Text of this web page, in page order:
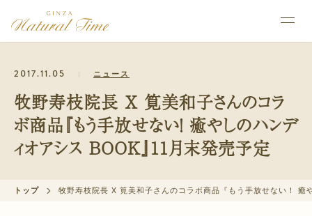
2017.11.05 ニュース
牧野寿枝院長 X 筧美和子さんのコラ
ボ商品『もう手放せない！ 癒やしのハンデ
ィオアシス BOOK』11月末発売予定
トップ 牧野寿枝院長 X 筧美和子さんのコラボ商品『もう手放せない！ 癒